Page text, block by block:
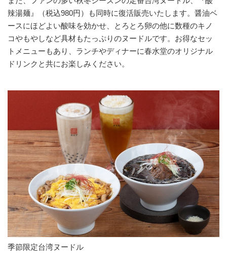
辣湯麺』（税込980円）も同時に復活販売いたします。醤油ベ
ースにほどよい酸味を効かせ、とろとろ卵の他に数種のキノ
コやもやしなど具材もたっぷりのヌードルです。お得なセッ
トメニューもあり、ランチやディナーに春水堂のオリジナル
ドリンクと共にお楽しみください。
季節限定台湾ヌードル